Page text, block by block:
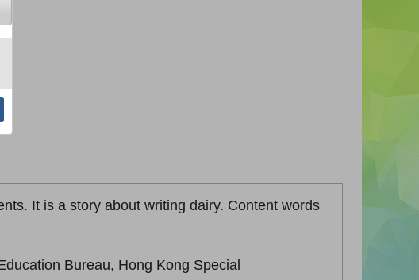
It is a story about writing dairy. Content words
Bureau, Hong Kong Special